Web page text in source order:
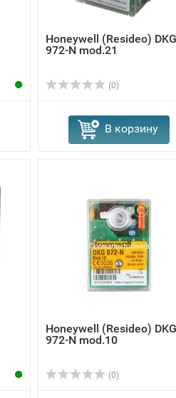
Honeywell (Resideo) DKG
972-N mod.21
(0)
В корзину
Honeywell (Resideo) DKG
972-N mod.10
(0)